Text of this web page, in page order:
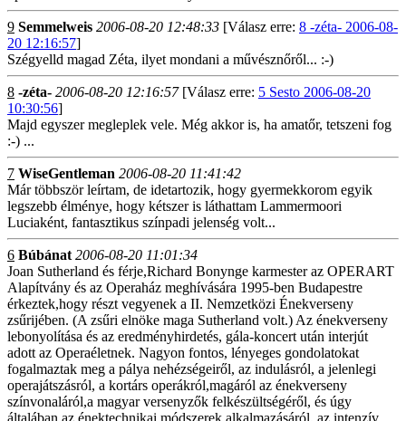
9 Semmelweis 2006-08-20 12:48:33 [Válasz erre: 8 -zéta- 2006-08-
20 12:16:57]
Szégyelld magad Zéta, ilyet mondani a művésznőről... :-)
8 -zéta- 2006-08-20 12:16:57[Válasz erre: 5 Sesto 2006-08-20
10:30:56]
Majd egyszer megleplek vele. Még akkor is, ha amatőr, tetszeni fog
:-) ...
7 WiseGentleman 2006-08-20 11:41:42
Már többször leírtam, de idetartozik, hogy gyermekkorom egyik
legszebb élménye, hogy kétszer is láthattam Lammermoori
Luciaként, fantasztikus színpadi jelenség volt...
6 Búbánat 2006-08-20 11:01:34
Joan Sutherland és férje,Richard Bonynge karmester az OPERART
Alapítvány és az Operaház meghívására 1995-ben Budapestre
érkeztek,hogy részt vegyenek a II. Nemzetközi Énekverseny
zsűrijében. (A zsűri elnöke maga Sutherland volt.) Az énekverseny
lebonyolítása és az eredményhirdetés, gála-koncert után interjút
adott az Operaéletnek. Nagyon fontos, lényeges gondolatokat
fogalmaztak meg a pálya nehézségeiről, az indulásról, a jelenlegi
operajátszásról, a kortárs operákról,magáról az énekverseny
színvonaláról,a magyar versenyzők felkészültségéről, és úgy
általában az énektechnikai módszerek alkalmazásáról, az intenzív